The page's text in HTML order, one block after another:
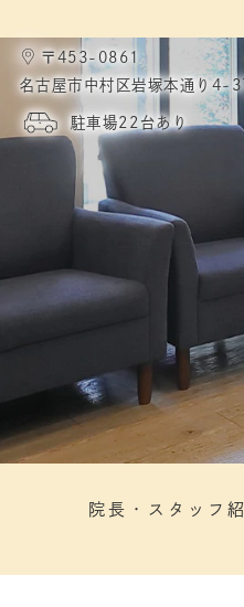
〒453-0861
名古屋市中村区岩塚本通り4-
駐車場22台あり
院長・スタッフ